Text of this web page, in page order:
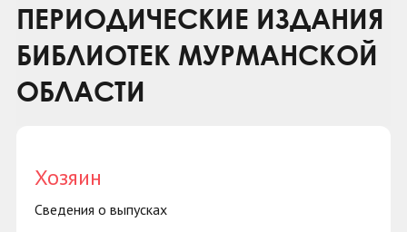
ПЕРИОДИЧЕСКИЕ ИЗДАНИЯ
БИБЛИОТЕК МУРМАНСКОЙ
ОБЛАСТИ
Хозяин
Сведения о выпусках